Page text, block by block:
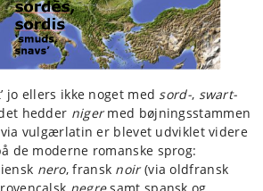
jo ellers ikke noget med sord-, swart-
hedder nigermed bøjningsstammen
vulgærlatin er blevet udviklet videre
de moderne romanske sprog:
nero, fransk noir(via oldfransk